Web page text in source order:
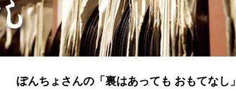
ぽんちょさんの「裏はあっても おもてなし」